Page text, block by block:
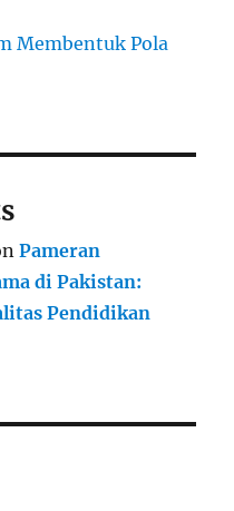
Membentuk Pola
Pameran
di Pakistan:
Pendidikan